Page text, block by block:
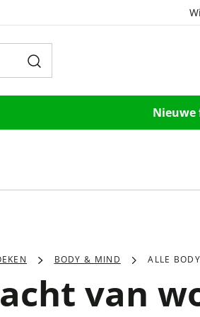
Nieuwe
BODY & MIND ALLE
van